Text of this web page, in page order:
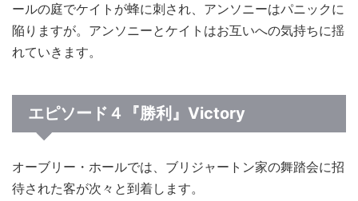
ールの庭でケイトが蜂に刺され、アンソニーはパニックに
陥りますが。アンソニーとケイトはお互いへの気持ちに揺
れていきます。
エピソード４『勝利』Victory
オーブリー・ホールでは、ブリジャートン家の舞踏会に招
待された客が次々と到着します。